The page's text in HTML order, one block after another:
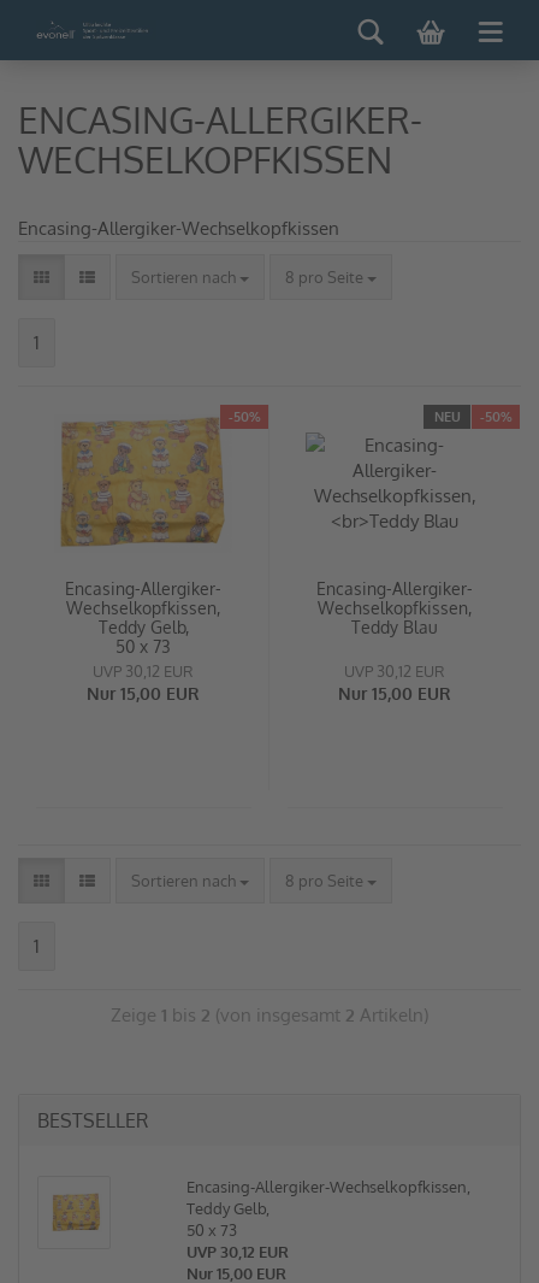
ENCASING-ALLERGIKER-
WECHSELKOPFKISSEN
Encasing-Allergiker-Wechselkopfkissen
Sortieren nach 8 pro Seite
1
-50%
Encasing-Allergiker-
Wechselkopfkissen,
Teddy Gelb,
50 x 73
UVP 30,12 EUR
Nur 15,00 EUR
NEU -50%
Encasing-Allergiker-
Wechselkopfkissen,
Teddy Blau
UVP 30,12 EUR
Nur 15,00 EUR
Sortieren nach 8 pro Seite
1
Zeige 1 bis 2 (von insgesamt 2 Artikeln)
BESTSELLER
Encasing-Allergiker-Wechselkopfkissen,
Teddy Gelb,
50 x 73
UVP 30,12 EUR
Nur 15,00 EUR